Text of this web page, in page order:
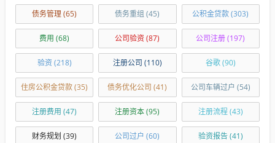
债务管理(65) 债务重组(45) 公积金贷款(303)
费用 (68) 公司验资(87) 公司注册(197)
验资 (218) 注册公司 (110) 谷歌(90)
住房公积金贷款(35) 债务优化公司 (41) 公司车辆过户 (54)
注册费用 (47) 注册资本(95) 注册流程(43)
财务规划 (39) 公司过户 (60) 验资报告(41)